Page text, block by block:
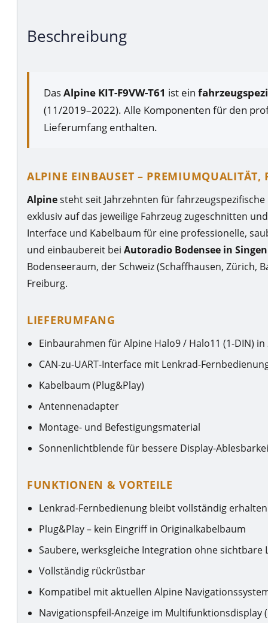
Beschreibung
DasAlpine KIT-F9VW-T61 ist ein
(11/2019–2022). Alle Komponenten für den
Lieferumfang enthalten.
ALPINE EINBAUSET – PREMIUMQUALITÄT,
Alpinesteht seit Jahrzehnten für
exklusiv auf das jeweilige Fahrzeug zugeschnitten
Interface und Kabelbaum für eine professionelle,
und einbaubereit bei Autoradio Bodensee in
Bodenseeraum, der Schweiz (Schaffhausen, Zürich,
Freiburg.
LIEFERUMFANG
Einbaurahmen für Alpine Halo9 / Halo11 (1-DIN)
CAN-zu-UART-Interface mit Lenkrad-
Kabelbaum (Plug&Play)
Antennenadapter
Montage- und Befestigungsmaterial
Sonnenlichtblende für bessere Display-
FUNKTIONEN & VORTEILE
Lenkrad-Fernbedienung bleibt vollständig erhalten
Plug&Play – kein Eingriff in Originalkabelbaum
Saubere, werksgleiche Integration ohne sichtbare
Vollständig rückrüstbar
Kompatibel mit aktuellen Alpine
Navigationspfeil-Anzeige im Multifunktionsdisplay